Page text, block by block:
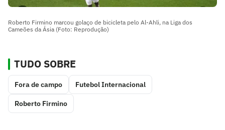
Roberto Firmino marcou golaço de bicicleta pelo Al-Ahli, na Liga dos
Cameões da Ásia (Foto: Reprodução)
TUDO SOBRE
Fora de campo Futebol Internacional
Roberto Firmino